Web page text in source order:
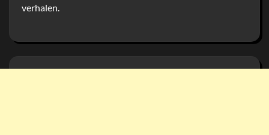
verhalen.